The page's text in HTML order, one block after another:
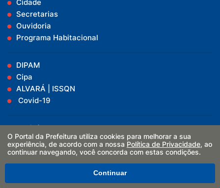
Cidade
Secretarias
Ouvidoria
Programa Habitacional
DIPAM
Cipa
ALVARÁ | ISSQN
Covid-19
Vacinômetro
Boletins
Decretos
Receitas e Despesas
O Portal da Prefeitura utiliza cookies para melhorar a sua
experiência, de acordo com a nossa Política de Privacidade, ao
continuar navegando, você concorda com estas condições.
Continuar